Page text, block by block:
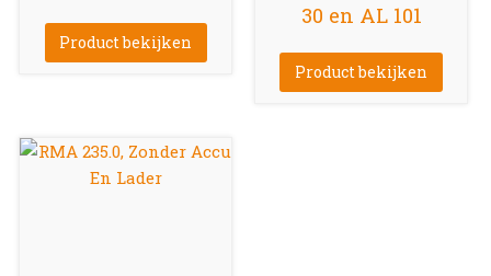
Product bekijken
30 en AL 101
Product bekijken